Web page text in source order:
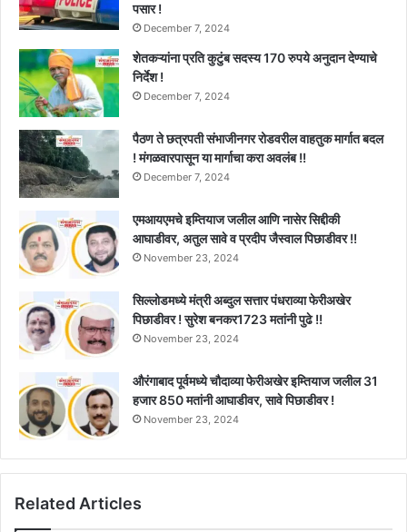
पसार !
December 7, 2024
शेतकऱ्यांना प्रति कुटुंब सदस्य 170 रुपये अनुदान देण्याचे
निर्देश !
December 7, 2024
पैठण ते छत्रपती संभाजीनगर रोडवरील वाहतुक मार्गात बदल
! मंगळवारपासून या मार्गाचा करा अवलंब !!
December 7, 2024
एमआयएमचे इम्तियाज जलील आणि नासेर सिद्दीकी
आघाडीवर, अतुल सावे व प्रदीप जैस्वाल पिछाडीवर !!
November 23, 2024
सिल्लोडमध्ये मंत्री अब्दुल सत्तार पंधराव्या फेरीअखेर
पिछाडीवर ! सुरेश बनकर1723 मतांनी पुढे !!
November 23, 2024
औरंगाबाद पूर्वमध्ये चौदाव्या फेरीअखेर इम्तियाज जलील 31
हजार 850 मतांनी आघाडीवर, सावे पिछाडीवर !
November 23, 2024
Related Articles